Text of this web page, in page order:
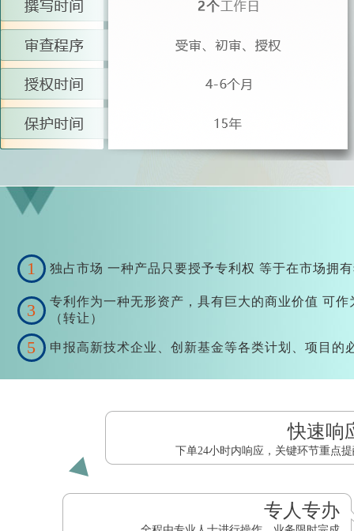
1 独占市场 一种产品只要授予专利权 等于在市场拥
3
专利作为一种无形资产，具有巨大的商业价值 可作
（转让）
5 申报高新技术企业、创新基金等各类计划、项目的
快速响
下单24小时内响应，关键环节重点
专人专办